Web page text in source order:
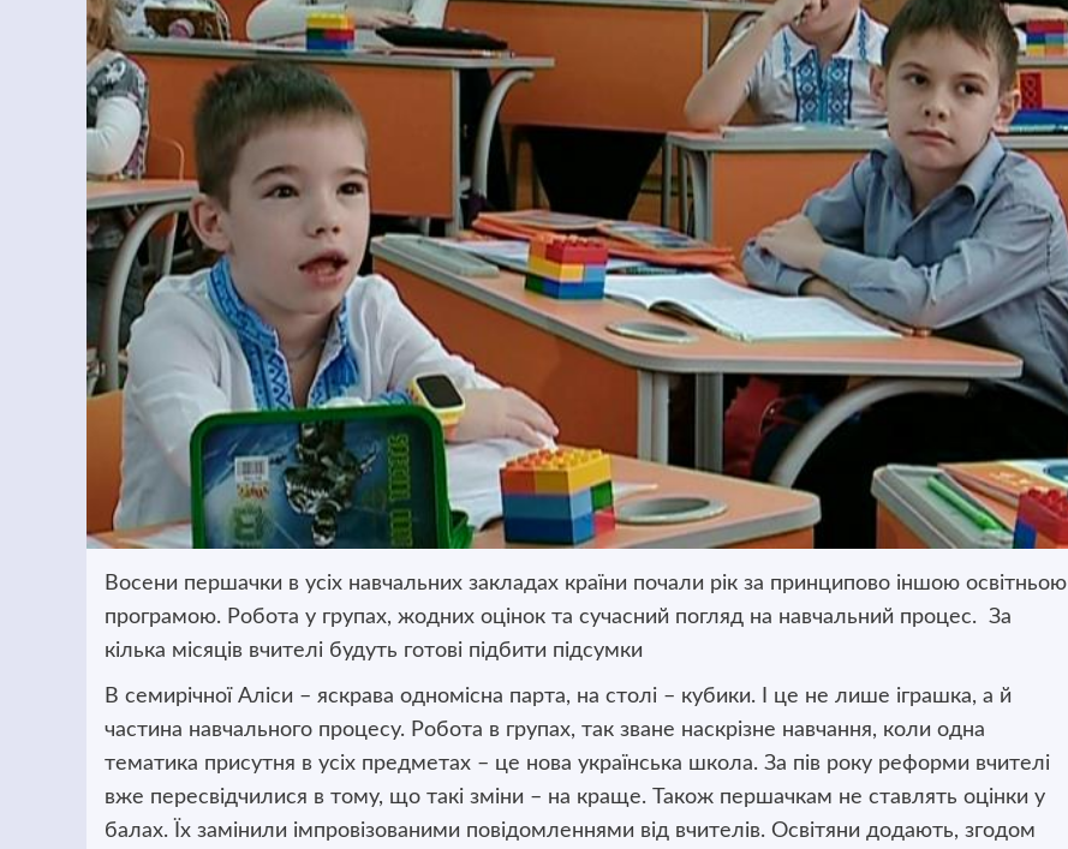
Восени першачки в усіх навчальних закладах країни почали рік за принципово іншою освітньою
програмою. Робота у групах, жодних оцінок та сучасний погляд на навчальний процес.
За
кілька місяців вчителі будуть готові підбити підсумки
В семирічної Аліси – яскрава одномісна парта, на столі – кубики. І це не лише іграшка, а й
частина навчального процесу. Робота в групах, так зване наскрізне навчання, коли одна
тематика присутня в усіх предметах – це нова українська школа. За пів року реформи вчителі
вже пересвідчилися в тому, що такі зміни – на краще. Також першачкам не ставлять оцінки у
балах. Їх замінили імпровізованими повідомленнями від вчителів. Освітяни додають, згодом